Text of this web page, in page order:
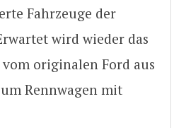
Fahrzeuge der
wird wieder das
originalen Ford aus
Rennwagen mit